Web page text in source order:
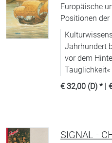
Europäische
Positionen
Jahrhundert
vor dem
Charakters
€ 32,00 (D) * |
SIGNAL -